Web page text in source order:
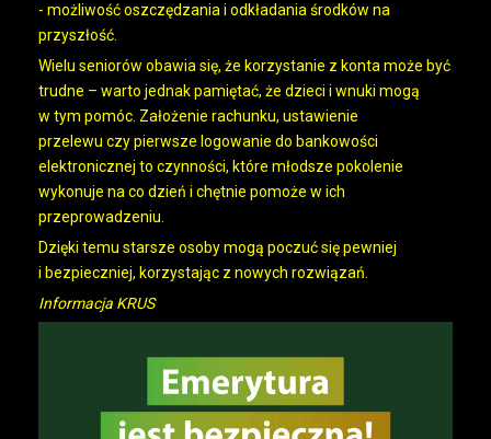
- możliwość oszczędzania i odkładania środków na
przyszłość.
Wielu seniorów obawia się, że korzystanie z konta może być
trudne – warto jednak pamiętać, że dzieci i wnuki mogą
w tym pomóc. Założenie rachunku, ustawienie
przelewu czy pierwsze logowanie do bankowości
elektronicznej to czynności, które młodsze pokolenie
wykonuje na co dzień i chętnie pomoże w ich
przeprowadzeniu.
Dzięki temu starsze osoby mogą poczuć się pewniej
i bezpieczniej, korzystając z nowych rozwiązań.
Informacja KRUS